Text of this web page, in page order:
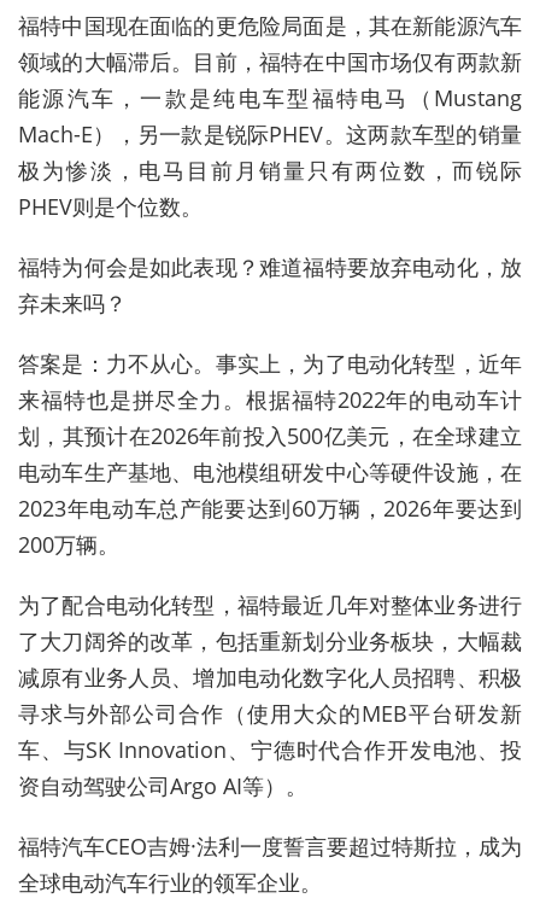
福特中国现在面临的更危险局面是，其在新能源汽车
领域的大幅滞后。目前，福特在中国市场仅有两款新
能源汽车，一款是纯电车型福特电马（Mustang
Mach-E），另一款是锐际PHEV。这两款车型的销量
极为惨淡，电马目前月销量只有两位数，而锐际
PHEV则是个位数。
福特为何会是如此表现？难道福特要放弃电动化，放
弃未来吗？
答案是：力不从心。事实上，为了电动化转型，近年
来福特也是拼尽全力。根据福特2022年的电动车计
划，其预计在2026年前投入500亿美元，在全球建立
电动车生产基地、电池模组研发中心等硬件设施，在
2023年电动车总产能要达到60万辆，2026年要达到
200万辆。
为了配合电动化转型，福特最近几年对整体业务进行
了大刀阔斧的改革，包括重新划分业务板块，大幅裁
减原有业务人员、增加电动化数字化人员招聘、积极
寻求与外部公司合作（使用大众的MEB平台研发新
车、与SK Innovation、宁德时代合作开发电池、投
资自动驾驶公司Argo AI等）。
福特汽车CEO吉姆·法利一度誓言要超过特斯拉，成为
全球电动汽车行业的领军企业。